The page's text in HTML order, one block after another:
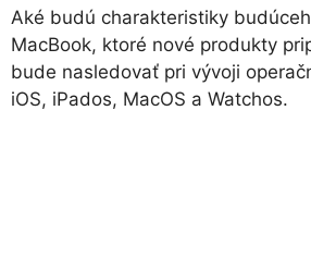
Aké budú charakteristiky
MacBook, ktoré nové produkty
bude nasledovať pri vývoji
iOS, iPados, MacOS a Watchos.